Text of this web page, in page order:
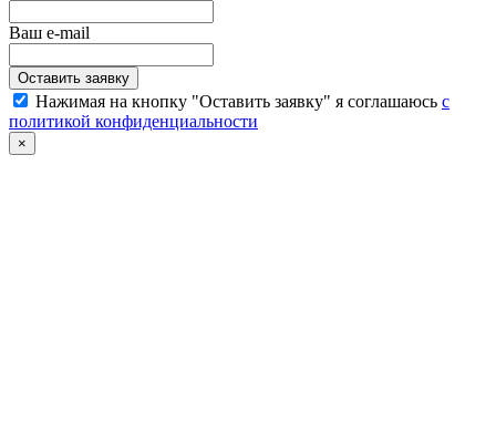
Ваш e-mail
Нажимая на кнопку "Оставить заявку" я соглашаюсь с
политикой конфиденциальности
×